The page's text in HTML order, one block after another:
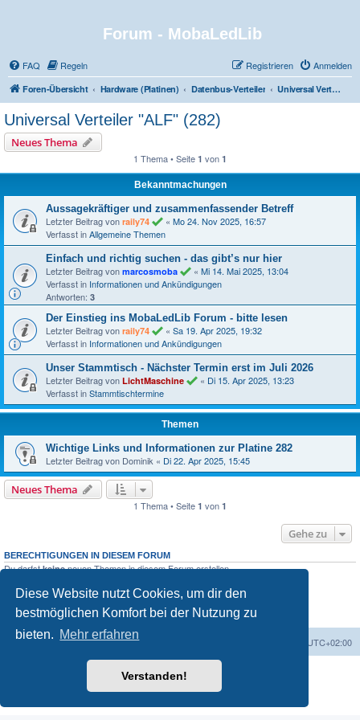
Diese Website nutzt Cookies, um dir den
bestmöglichen Komfort bei der Nutzung zu
bieten. Mehr erfahren
Verstanden!
Forum - MobaLedLib
FAQ Regeln Anmelden
Registrieren
Foren-Übersicht Hardware (Platinen) Datenbus-Verteiler Universal Verteiler "ALF" (282)
Universal Verteiler "ALF" (282)
Neues Thema
1 Thema • Seite 1 von 1
Bekanntmachungen
Aussagekräftiger und zusammenfassender Betreff
Letzter Beitrag von raily74 « Mo 24. Nov 2025, 16:57
Verfasst inAllgemeine Themen
Einfach und richtig suchen - das gibt’s nur hier
Letzter Beitrag von marcosmoba « Mi 14. Mai 2025, 13:04
Verfasst in Informationen und Ankündigungen
Antworten: 3
Der Einstieg ins MobaLedLib Forum - bitte lesen
Letzter Beitrag von raily74 « Sa 19. Apr 2025, 19:32
Verfasst in Informationen und Ankündigungen
Unser Stammtisch - Nächster Termin erst im Juli 2026
Letzter Beitrag von LichtMaschine « Di 15. Apr 2025, 13:23
Verfasst inStammtischtermine
Themen
Wichtige Links und Informationen zur Platine 282
Letzter Beitrag von Dominik « Di 22. Apr 2025, 15:45
Neues Thema
1 Thema • Seite 1 von 1
Gehe zu
BERECHTIGUNGEN IN DIESEM FORUM
Du darfstkeineneuen Themen in diesem Forum erstellen.
Du darfst deine Beiträge in diesem Forumnicht ändern.
nicht
Du darfst keineDateianhänge in diesem Forum erstellen.
Foren-Übersicht UTC+02:00
Powered by phpBB
® Forum Software © phpBB Limited